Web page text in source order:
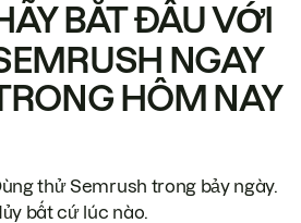
BẮT ĐẦU VỚI
NGAY
HÔM NAY
thử Semrush trong bảy ngày.
bất cứ lúc nào.